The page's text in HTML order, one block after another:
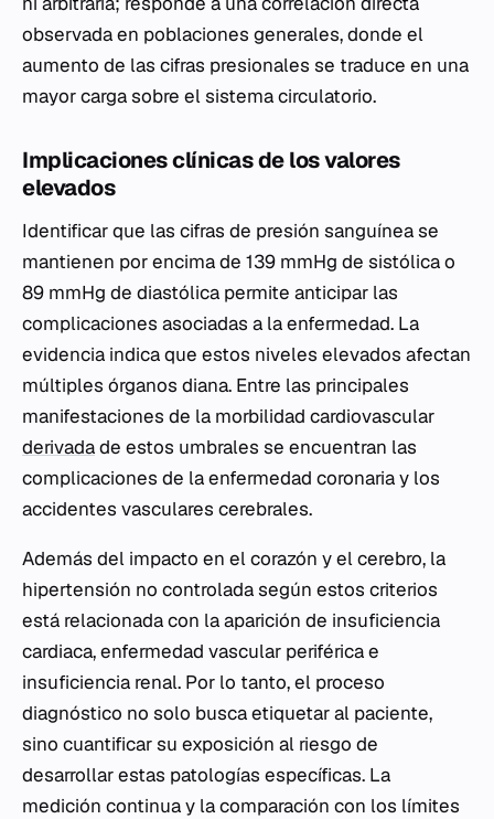
observada en poblaciones generales, donde el
aumento de las cifras presionales se traduce en una
mayor carga sobre el sistema circulatorio.
Implicaciones clínicas de los valores
elevados
Identificar que las cifras de presión sanguínea se
mantienen por encima de 139 mmHg de sistólica o
89 mmHg de diastólica permite anticipar las
complicaciones asociadas a la enfermedad. La
evidencia indica que estos niveles elevados afectan
múltiples órganos diana. Entre las principales
manifestaciones de la morbilidad cardiovascular
derivadade estos umbrales se encuentran las
complicaciones de la enfermedad coronaria y los
accidentes vasculares cerebrales.
Además del impacto en el corazón y el cerebro, la
hipertensión no controlada según estos criterios
está relacionada con la aparición de insuficiencia
cardiaca, enfermedad vascular periférica e
insuficiencia renal. Por lo tanto, el proceso
diagnóstico no solo busca etiquetar al paciente,
sino cuantificar su exposición al riesgo de
desarrollar estas patologías específicas. La
medición continua y la comparación con los límites